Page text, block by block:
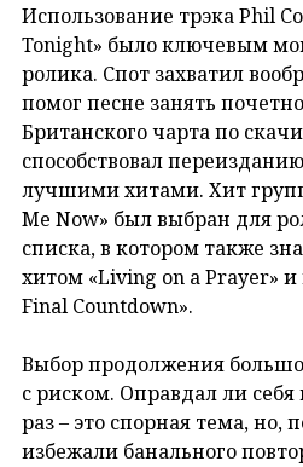
Использование трэка Phil
Tonight» было ключевым
ролика. Спот захватил
помог песне занять
Британского чарта по
способствовал
лучшими хитами. Хит
Me Now» был выбран для
списка, в котором также
хитом «Living on a Prayer» и
Final Countdown».
Выбор продолжения
с риском. Оправдал ли себя
раз – это спорная тема, но,
избежали банального